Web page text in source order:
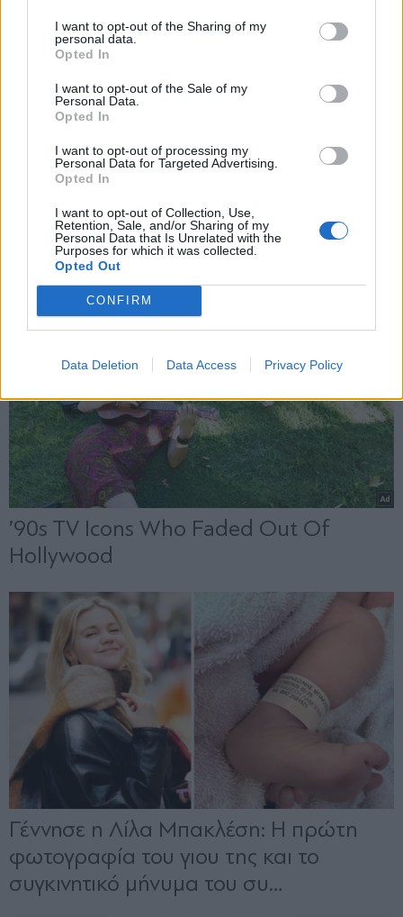
I want to opt-out of the Sharing of my
personal data.
Opted In
I want to opt-out of the Sale of my
Personal Data.
Opted In
I want to opt-out of processing my
Personal Data for Targeted Advertising.
Opted In
I want to opt-out of Collection, Use,
Retention, Sale, and/or Sharing of my
Personal Data that Is Unrelated with the
Purposes for which it was collected.
Opted Out
CONFIRM
Data Deletion Data Access Privacy Policy
Αποδέχομαι τους
και την πολιτική απορρήτου
X